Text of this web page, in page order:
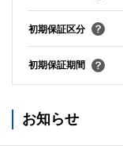
初期保証区分
初期保証期間
お知らせ